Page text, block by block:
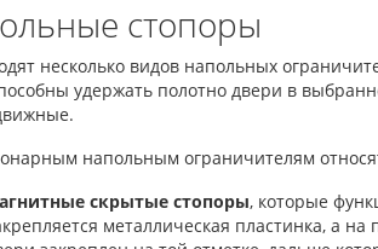
стопоры
несколько видов напольных
удержать полотно двери в
напольным ограничителям
скрытые стопоры, которые
металлическая пластинка, а